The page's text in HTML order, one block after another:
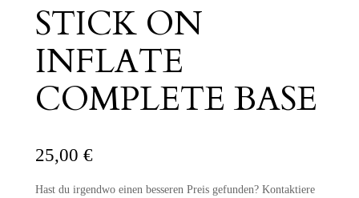
STICK ON
INFLATE
COMPLETE BASE
25,00 €
Hast du irgendwo einen besseren Preis gefunden? Kontaktiere